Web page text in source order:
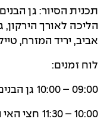
תכנית הסיור: גן
הליכה לאורך הירקון,
אביב, יריד המזרח,
לוח זמנים:
09:00 – 10:00 גן הבנים תל אביב
10:00 – 11:30 חצי האי הירקוני ויריד המזרח